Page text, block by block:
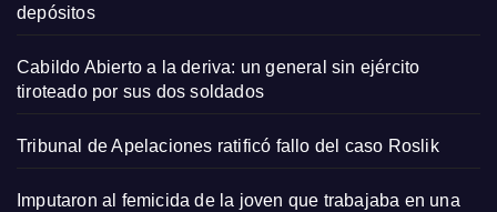
depósitos
Cabildo Abierto a la deriva: un general sin ejército
tiroteado por sus dos soldados
Tribunal de Apelaciones ratificó fallo del caso Roslik
Imputaron al femicida de la joven que trabajaba en una